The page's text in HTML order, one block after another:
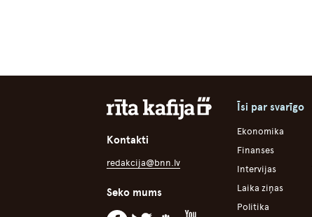
Kontakti
redakcija@bnn.lv
Seko mums
Īsi par svarīgo
Ekonomika
Finanses
Intervijas
Laika ziņas
Politika